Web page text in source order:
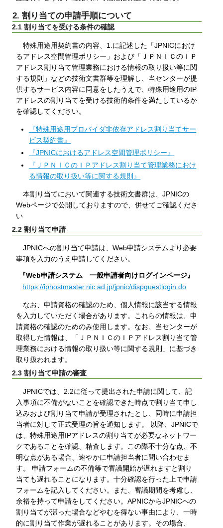
2. 割り当ての申請手順について
2.1 割り当てを受ける条件の確認
特殊用途用契約書の内容、1.に記述した「JPNICにおけ
るアドレス空間管理ポリシー」および「ＪＰＮＩＣのＩＰ
アドレス割り当て管理業務における情報の取り扱い等に関
する規則」などの技術文書群等を理解し、当センターが提
供するサービス内容に同意をしたうえで、特殊用途用のIP
アドレスの割り当てを受ける技術的条件を満たしているか
を確認してください。
『特殊用途用プロバイダ非依存アドレス割り当てサー
ビス契約書』
『JPNICにおけるアドレス空間管理ポリシー』
『ＪＰＮＩＣのＩＰアドレス割り当て管理業務におけ
る情報の取り扱い等に関する規則』
本割り当てにおいて関連する技術文書群は、JPNICの
Webページで公開しておりますので、併せてご確認くださ
い
2.2 割り当て申請
JPNICへの割り当て申請は、Web申請システムより必要
事項を入力のうえ申請してください。
『Web申請システム 一般申請者向けログインページ』
https://iphostmaster.nic.ad.jp/jpnic/dispguestlogin.do
なお、申請資格の確認のため、個人情報に該当する情報
を入力していただく場合があります。これらの情報は、申
請資格の確認のためのみ使用します。なお、当センターが
取得した情報は、「ＪＰＮＩＣのＩＰアドレス割り当て管
理業務における情報の取り扱い等に関する規則」に基づき
取り扱われます。
2.3 割り当て申請の審査
JPNICでは、2.2に従って提出された申請に関して、記
入事項に不備がないことを確認できた時点で割り当て申し
込みおよび割り当て申請が受理されたとし、同時に申請担
当者に対して正式受理の旨を通知します。 以降、JPNICで
は、特殊用途用IPアドレスの割り当てが必要なネットワー
クであることを確認、精査します。この際不十分な点、不
明な点がある場合、速やかに申請担当者に問い合わせま
す。 申請フォームの不備等で審議開始が遅れますと割り
当ても遅れることになります。十分確認を行った上で申請
フォームを記入してください。また、審議期間を考慮し、
余裕を持って申請をしてください。APNICからJPNICへの
割り当てが滞った場合などやむを得ない事由により、一時
的に割り当て作業が遅れることがあります。その場合、